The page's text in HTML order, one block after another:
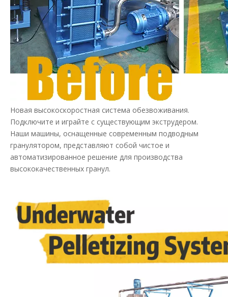
Новая высокоскоростная система обезвоживания.
Подключите и играйте с существующим экструдером.
Наши машины, оснащенные современным подводным
гранулятором, представляют собой чистое и
автоматизированное решение для производства
высококачественных гранул.